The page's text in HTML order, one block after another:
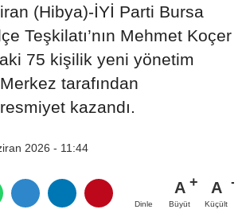
(Hibya)-İYİ Parti Bursa
Teşkilatı’nın Mehmet Koçer
75 kişilik yeni yönetim
tarafından
kazandı.
2026 - 11:44
Dinle
A
Büyüt
A
Küçült